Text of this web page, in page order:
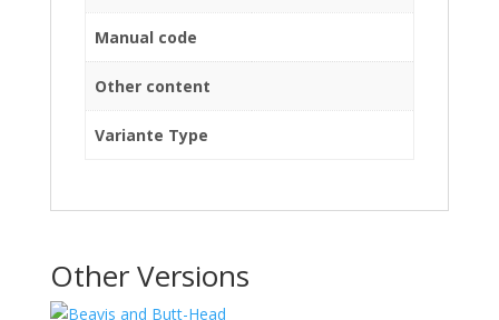
Manual code
Other content
Variante Type
Other Versions